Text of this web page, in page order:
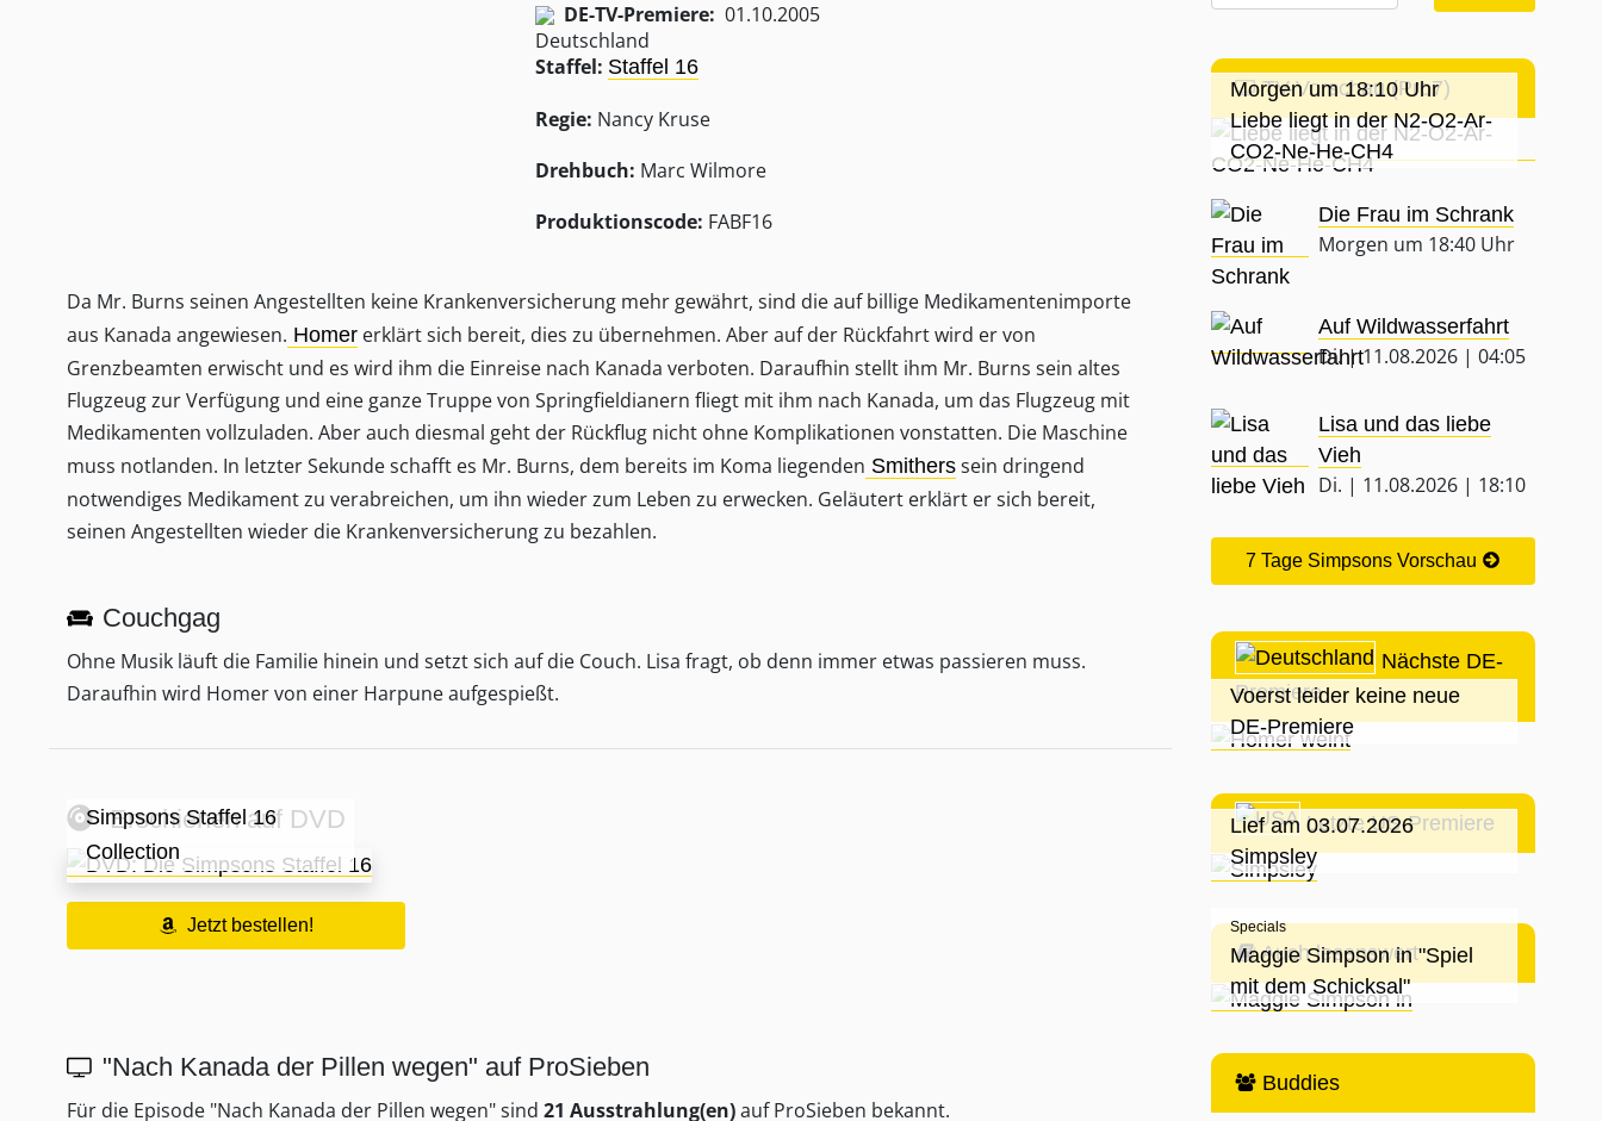
DE-TV-Premiere: 01.10.2005
Staffel: Staffel 16
Regie: Nancy Kruse
Drehbuch: Marc Wilmore
Produktionscode: FABF16
Da Mr. Burns seinen Angestellten keine Krankenversicherung mehr gewährt, sind die auf billige Medikamentenimporte
aus Kanada angewiesen. Homer erklärt sich bereit, dies zu übernehmen. Aber auf der Rückfahrt wird er von
Grenzbeamten erwischt und es wird ihm die Einreise nach Kanada verboten. Daraufhin stellt ihm Mr. Burns sein altes
Flugzeug zur Verfügung und eine ganze Truppe von Springfieldianern fliegt mit ihm nach Kanada, um das Flugzeug mit
Medikamenten vollzuladen. Aber auch diesmal geht der Rückflug nicht ohne Komplikationen vonstatten. Die Maschine
muss notlanden. In letzter Sekunde schafft es Mr. Burns, dem bereits im Koma liegenden Smithers sein dringend
notwendiges Medikament zu verabreichen, um ihn wieder zum Leben zu erwecken. Geläutert erklärt er sich bereit,
seinen Angestellten wieder die Krankenversicherung zu bezahlen.
Couchgag
Ohne Musik läuft die Familie hinein und setzt sich auf die Couch. Lisa fragt, ob denn immer etwas passieren muss.
Daraufhin wird Homer von einer Harpune aufgespießt.
Erschienen auf DVD
Simpsons Staffel 16
Collection
Jetzt bestellen!
"Nach Kanada der Pillen wegen" auf ProSieben
Für die Episode "Nach Kanada der Pillen wegen" sind 21 Ausstrahlung(en)auf ProSieben bekannt.
TV-Vorschau (Pro7)
Morgen um 18:10 Uhr
Liebe liegt in der N2-O2-Ar-
CO2-Ne-He-CH4
Die Frau im Schrank
Morgen um 18:40 Uhr
Auf Wildwasserfahrt
Di. | 11.08.2026 | 04:05
Lisa und das liebe
Vieh
Di. | 11.08.2026 | 18:10
7 Tage Simpsons Vorschau
Nächste DE-
Premiere
Voerst leider keine neue
DE-Premiere
Letzte US-Premiere
Lief am 03.07.2026
Simpsley
Auch lesenswert
Specials
Maggie Simpson in "Spiel
mit dem Schicksal"
Buddies